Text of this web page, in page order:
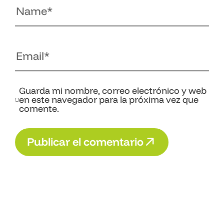
Guarda mi nombre, correo electrónico y web
en este navegador para la próxima vez que
comente.
Publicarel comentario
Publicarelcomentario